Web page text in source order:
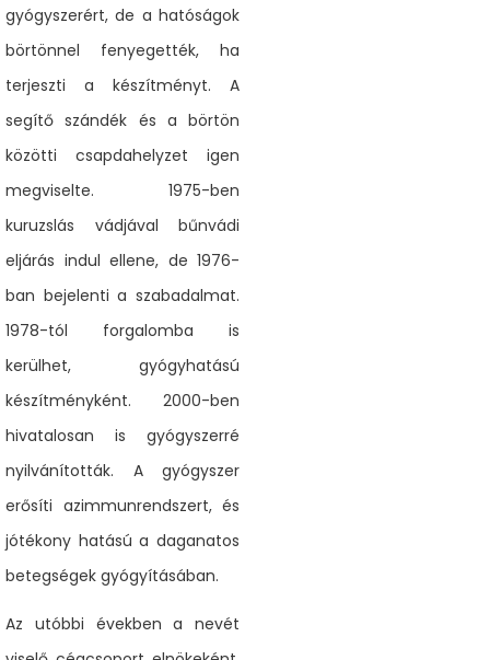
gyógyszerért, de a hatóságok
börtönnel fenyegették, ha
terjeszti a készítményt. A
segítő szándék és a börtön
közötti csapdahelyzet igen
megviselte. 1975-ben
kuruzslás vádjával bűnvádi
eljárás indul ellene, de 1976-
ban bejelenti a szabadalmat.
1978-tól forgalomba is
kerülhet, gyógyhatású
készítményként. 2000-ben
hivatalosan is gyógyszerré
nyilvánították. A gyógyszer
erősíti azimmunrendszert, és
jótékony hatású a daganatos
betegségek gyógyításában.
Az utóbbi években a nevét